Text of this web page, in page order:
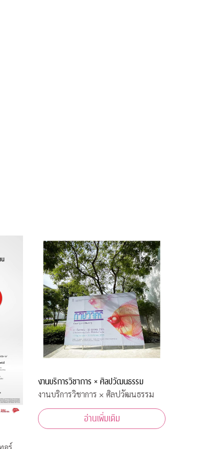
งานบริการวิชาการ × ศิลปวัฒนธรรม
งานบริการวิชาการ × ศิลปวัฒนธรรม
อ่านเพิ่มเติม